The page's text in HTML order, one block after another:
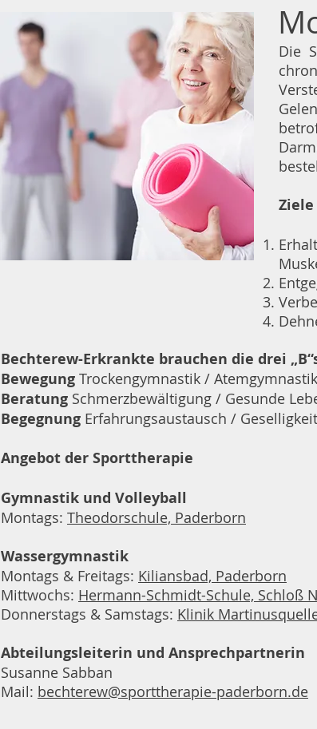
Die
Bechterew-Erkrankte brauchen die drei
Bewegung Trockengymnastik /
Beratung Schmerzbewältigung / Gesunde
Begegnung Erfahrungsaustausch /
Angebot der Sporttherapie
Gymnastik und Volleyball
Montags: Theodorschule, Paderborn
Wassergymnastik
Montags & Freitags: Kiliansbad, Paderborn
Mittwochs: Hermann-Schmidt-Schule, Schloß
Donnerstags & Samstags: Klinik
Abteilungsleiterin und Ansprechpartnerin
Susanne Sabban
Mail: bechterew@sporttherapie-paderborn.de